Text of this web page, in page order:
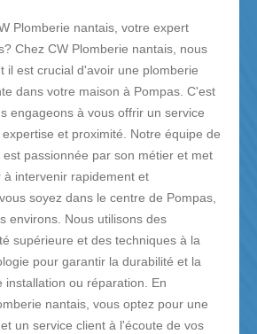
Plomberie nantais, votre expert
Chez CW Plomberie nantais, nous
il est crucial d'avoir une plomberie
dans votre maison à Pompas. C'est
engageons à vous offrir un service
et proximité. Notre équipe de
passionnée par son métier et met
à intervenir rapidement et
soyez dans le centre de Pompas,
environs. Nous utilisons des
supérieure et des techniques à la
pour garantir la durabilité et la
installation ou réparation. En
nantais, vous optez pour une
un service client à l'écoute de vos